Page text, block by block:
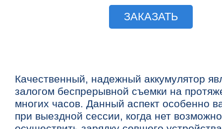
ЗАКАЗАТЬ
Качественный, надежный аккумулятор
залогом беспрерывной съемки на
многих часов. Данный аспект особенно
при выездной сессии, когда нет